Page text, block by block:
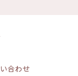
合わせ